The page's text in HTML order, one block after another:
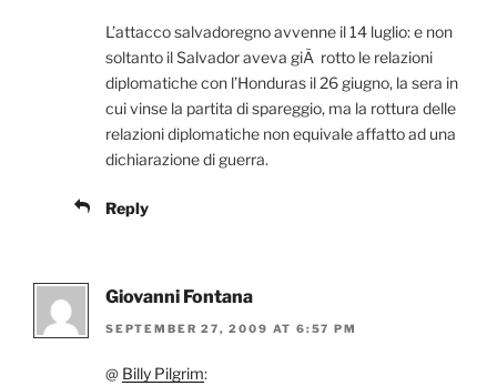
L’attacco salvadoregno avvenne il 14 luglio: e non
soltanto il Salvador aveva giÃ rotto le relazioni
diplomatiche con l’Honduras il 26 giugno, la sera in
cui vinse la partita di spareggio, ma la rottura delle
relazioni diplomatiche non equivale affatto ad una
dichiarazione di guerra.
Reply
Giovanni Fontana
SEPTEMBER 27, 2009 AT 6:57 PM
@ Billy Pilgrim: